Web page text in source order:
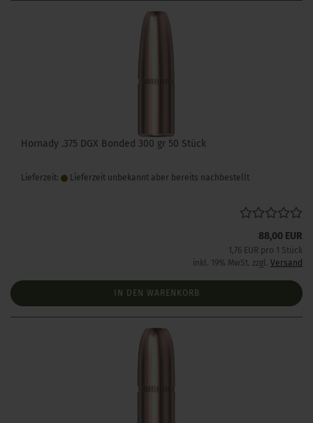
Hornady .375 DGX Bonded 300 gr 50 Stück
Lieferzeit: Lieferzeit unbekannt aber bereits nachbestellt
88,00 EUR
1,76 EUR pro 1 Stück
inkl. 19% MwSt. zzgl. Versand
IN DEN WARENKORB